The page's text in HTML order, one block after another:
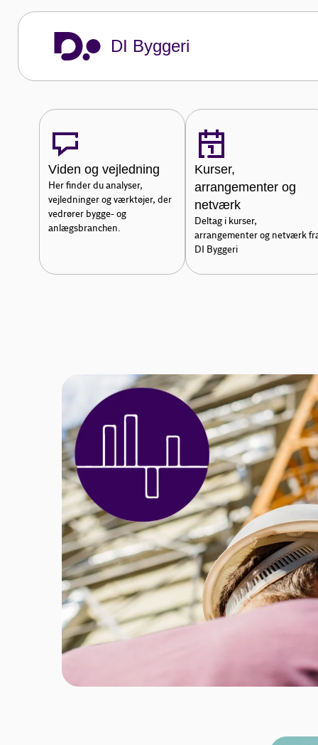
DI Byggeri
byggeriets værdikæde.
medarbejdere i Danmark.
Om os
Viden og vejledning
Her finder du analyser,
vejledninger og værktøjer, der
vedrører bygge- og
anlægsbranchen.
Kurser,
arrangementer og
netværk
Deltag i kurser,
arrangementer og netværk
DI Byggeri